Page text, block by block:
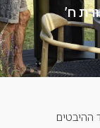
ח'
ההיבטים